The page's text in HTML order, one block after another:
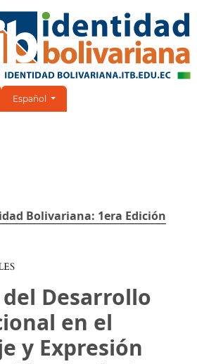
Cambiar el idioma. El idioma actual es:
Español
Bolivariana: 1era Edición
Desarrollo
en el
y Expresión